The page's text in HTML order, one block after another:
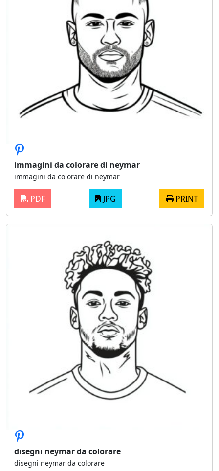
immagini da colorare di neymar
immagini da colorare di neymar
PDF JPG PRINT
disegni neymar da colorare
disegni neymar da colorare